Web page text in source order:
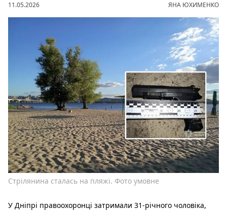
11.05.2026 ЯНА ЮХИМЕНКО
Стрілянина сталась на пляжі. Фото умовне
У Дніпрі правоохоронці затримали 31-річного чоловіка,